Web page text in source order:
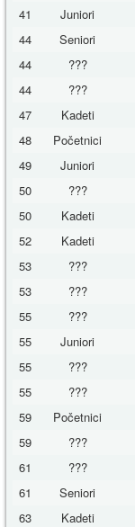
41
Juniori
44
Seniori
44
???
44
???
47
Kadeti
48
Početnici
49
Juniori
50
???
50
Kadeti
52
Kadeti
53
???
53
???
55
???
55
Juniori
55
???
55
???
59
Početnici
59
???
61
???
61
Seniori
63
Kadeti